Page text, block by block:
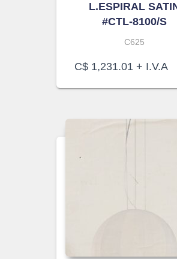
L.ESPIRAL
#CTL-8100/S
C625
C$ 1,231.01 + I.V.A